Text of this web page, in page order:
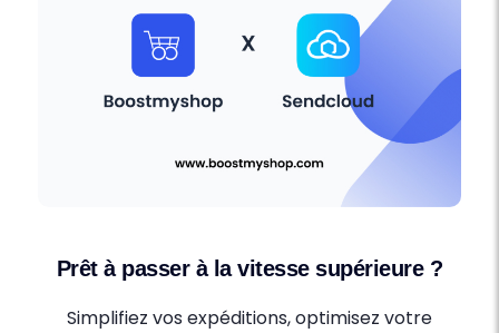
Prêt à passer à la vitesse supérieure ?
Simplifiez vos expéditions, optimisez votre